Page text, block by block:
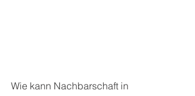
Wie kann Nachbarschaft in